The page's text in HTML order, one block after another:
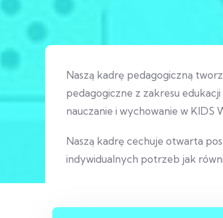
Naszą kadrę pedagogiczną
pedagogiczne z zakresu
nauczanie i wychowanie w KIDS
Naszą kadrę cechuje otwarta
indywidualnych potrzeb jak